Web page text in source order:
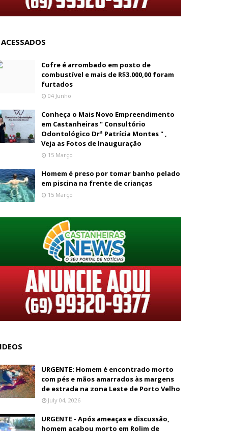
Cofre é arrombado em posto de
combustível e mais de R$3.000,00 foram
furtados
04 Junho
Conheça o Mais Novo Empreendimento
em Castanheiras " Consultório
Odontológico Drª Patrícia Montes " ,
Veja as Fotos de Inauguração
15 Março
Homem é preso por tomar banho pelado
em piscina na frente de crianças
15 Março
URGENTE: Homem é encontrado morto
com pés e mãos amarrados às margens
de estrada na zona Leste de Porto Velho
July 04, 2026
URGENTE - Após ameaças e discussão,
homem acabou morto em Rolim de